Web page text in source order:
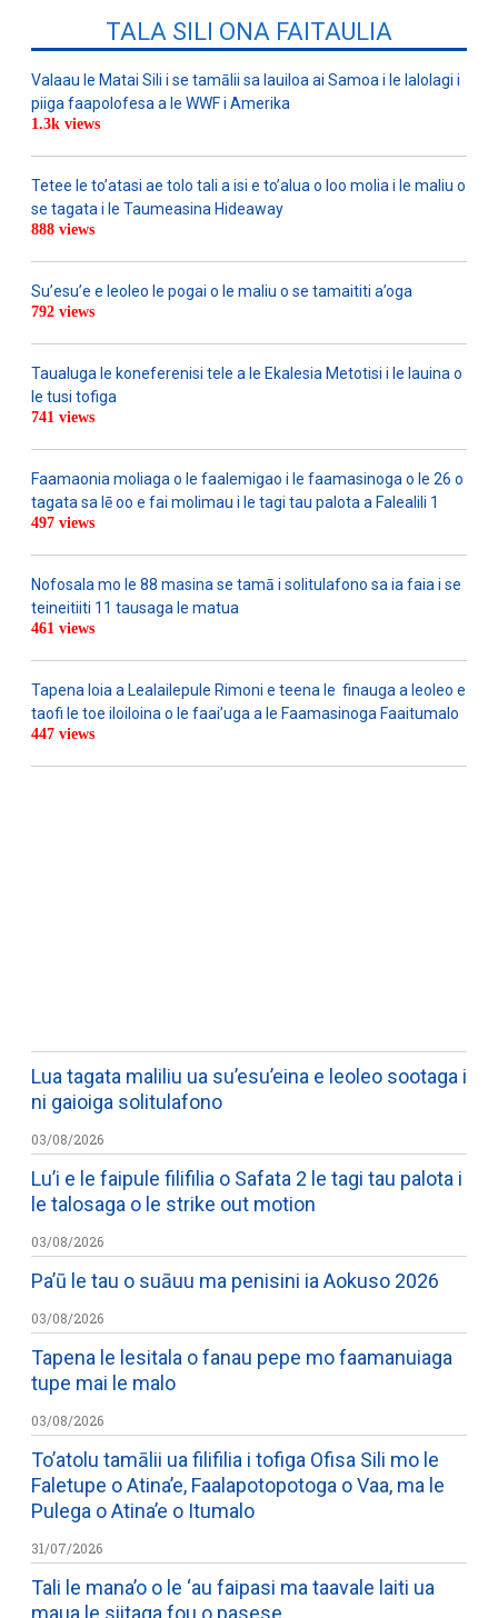
TALA SILI ONA FAITAULIA
Valaau le Matai Sili i se tamālii sa lauiloa ai Samoa i le lalolagi i
piiga faapolofesa a le WWF i Amerika
1.3k views
Tetee le to’atasi ae tolo tali a isi e to’alua o loo molia i le maliu o
se tagata i le Taumeasina Hideaway
888 views
Su’esu’e e leoleo le pogai o le maliu o se tamaititi a’oga
792 views
Taualuga le koneferenisi tele a le Ekalesia Metotisi i le lauina o
le tusi tofiga
741 views
Faamaonia moliaga o le faalemigao i le faamasinoga o le 26 o
tagata sa lē oo e fai molimau i le tagi tau palota a Falealili 1
497 views
Nofosala mo le 88 masina se tamā i solitulafono sa ia faia i se
teineitiiti 11 tausaga le matua
461 views
Tapena loia a Lealailepule Rimoni e teena le finauga a leoleo e
taofi le toe iloiloina o le faai’uga a le Faamasinoga Faaitumalo
447 views
Lua tagata maliliu ua su’esu’eina e leoleo sootaga i
ni gaioiga solitulafono
03/08/2026
Lu’i e le faipule filifilia o Safata 2 le tagi tau palota i
le talosaga o le strike out motion
03/08/2026
Pa’ū le tau o suāuu ma penisini ia Aokuso 2026
03/08/2026
Tapena le lesitala o fanau pepe mo faamanuiaga
tupe mai le malo
03/08/2026
To’atolu tamālii ua filifilia i tofiga Ofisa Sili mo le
Faletupe o Atina’e, Faalapotopotoga o Vaa, ma le
Pulega o Atina’e o Itumalo
31/07/2026
Tali le mana’o o le ‘au faipasi ma taavale laiti ua